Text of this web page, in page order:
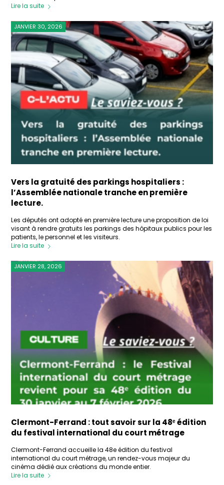
Lire la suite
Vers la gratuité des parkings hospitaliers :
l’Assemblée nationale tranche en première
lecture.
JANVIER 30, 2026
Les députés ont adopté en première lecture une proposition de loi
visant à rendre gratuits les parkings des hôpitaux publics pour les
patients, le personnel et les visiteurs.
Lire la suite
Clermont-Ferrand : tout savoir sur la 48ᵉ édition
du festival international du court métrage
JANVIER 28, 2026
Clermont-Ferrand accueille la 48e édition du festival
international du court métrage, un rendez-vous majeur du
cinéma dédié aux créations du monde entier.
Lire la suite